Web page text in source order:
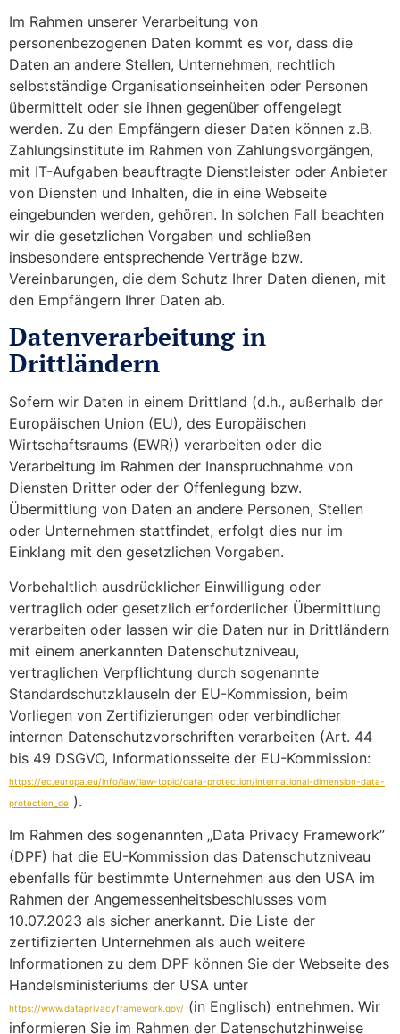
Im Rahmen unserer Verarbeitung von
personenbezogenen Daten kommt es vor, dass die
Daten an andere Stellen, Unternehmen, rechtlich
selbstständige Organisationseinheiten oder Personen
übermittelt oder sie ihnen gegenüber offengelegt
werden. Zu den Empfängern dieser Daten können z.B.
Zahlungsinstitute im Rahmen von Zahlungsvorgängen,
mit IT-Aufgaben beauftragte Dienstleister oder Anbieter
von Diensten und Inhalten, die in eine Webseite
eingebunden werden, gehören. In solchen Fall beachten
wir die gesetzlichen Vorgaben und schließen
insbesondere entsprechende Verträge bzw.
Vereinbarungen, die dem Schutz Ihrer Daten dienen, mit
den Empfängern Ihrer Daten ab.
Datenverarbeitung in
Drittländern
Sofern wir Daten in einem Drittland (d.h., außerhalb der
Europäischen Union (EU), des Europäischen
Wirtschaftsraums (EWR)) verarbeiten oder die
Verarbeitung im Rahmen der Inanspruchnahme von
Diensten Dritter oder der Offenlegung bzw.
Übermittlung von Daten an andere Personen, Stellen
oder Unternehmen stattfindet, erfolgt dies nur im
Einklang mit den gesetzlichen Vorgaben.
Vorbehaltlich ausdrücklicher Einwilligung oder
vertraglich oder gesetzlich erforderlicher Übermittlung
verarbeiten oder lassen wir die Daten nur in Drittländern
mit einem anerkannten Datenschutzniveau,
vertraglichen Verpflichtung durch sogenannte
Standardschutzklauseln der EU-Kommission, beim
Vorliegen von Zertifizierungen oder verbindlicher
internen Datenschutzvorschriften verarbeiten (Art. 44
bis 49 DSGVO, Informationsseite der EU-Kommission:
https://ec.europa.eu/info/law/law-topic/data-protection/international-dimension-data-
protection_de ).
Im Rahmen des sogenannten „Data Privacy Framework”
(DPF) hat die EU-Kommission das Datenschutzniveau
ebenfalls für bestimmte Unternehmen aus den USA im
Rahmen der Angemessenheitsbeschlusses vom
10.07.2023 als sicher anerkannt. Die Liste der
zertifizierten Unternehmen als auch weitere
Informationen zu dem DPF können Sie der Webseite des
Handelsministeriums der USA unter
https://www.dataprivacyframework.gov/ (in Englisch) entnehmen. Wir
informieren Sie im Rahmen der Datenschutzhinweise